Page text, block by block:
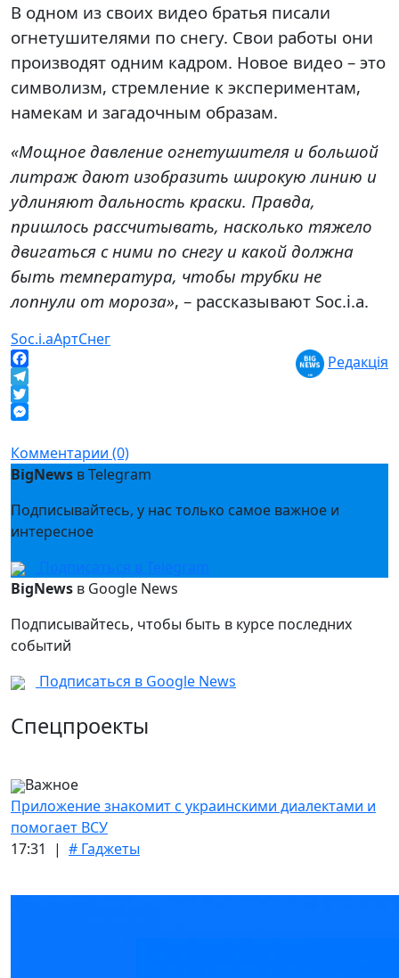
В одном из своих видео братья писали
огнетушителями по снегу. Свои работы они
производят одним кадром. Новое видео – это
символизм, стремление к экспериментам,
намекам и загадочным образам.
«Мощное давление огнетушителя и большой
литраж дают изобразить широкую линию и
удлиняют дальность краски. Правда,
пришлось рассчитывать, насколько тяжело
двигаться с ними по снегу и какой должна
быть температура, чтобы трубки не
лопнули от мороза», – рассказывают Soc.i.a.
Soc.i.aАртСнег
Facebook
Telegram
Twitter
Редакція
Комментарии (0)
BigNews в Telegram
Подписывайтесь, у нас только самое важное и
интересное
Подписаться в Telegram
BigNews в Google News
Подписывайтесь, чтобы быть в курсе последних
событий
Подписаться в Google News
Спецпроекты
Важное
Приложение знакомит с украинскими диалектами и
помогает ВСУ
17:31 | # Гаджеты